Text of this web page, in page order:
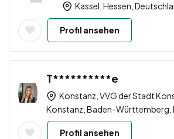
Kassel, Hessen,
Profil ansehen
T**********e
Konstanz, VVG der Stadt
Konstanz, Baden-Württemberg,
Profil ansehen